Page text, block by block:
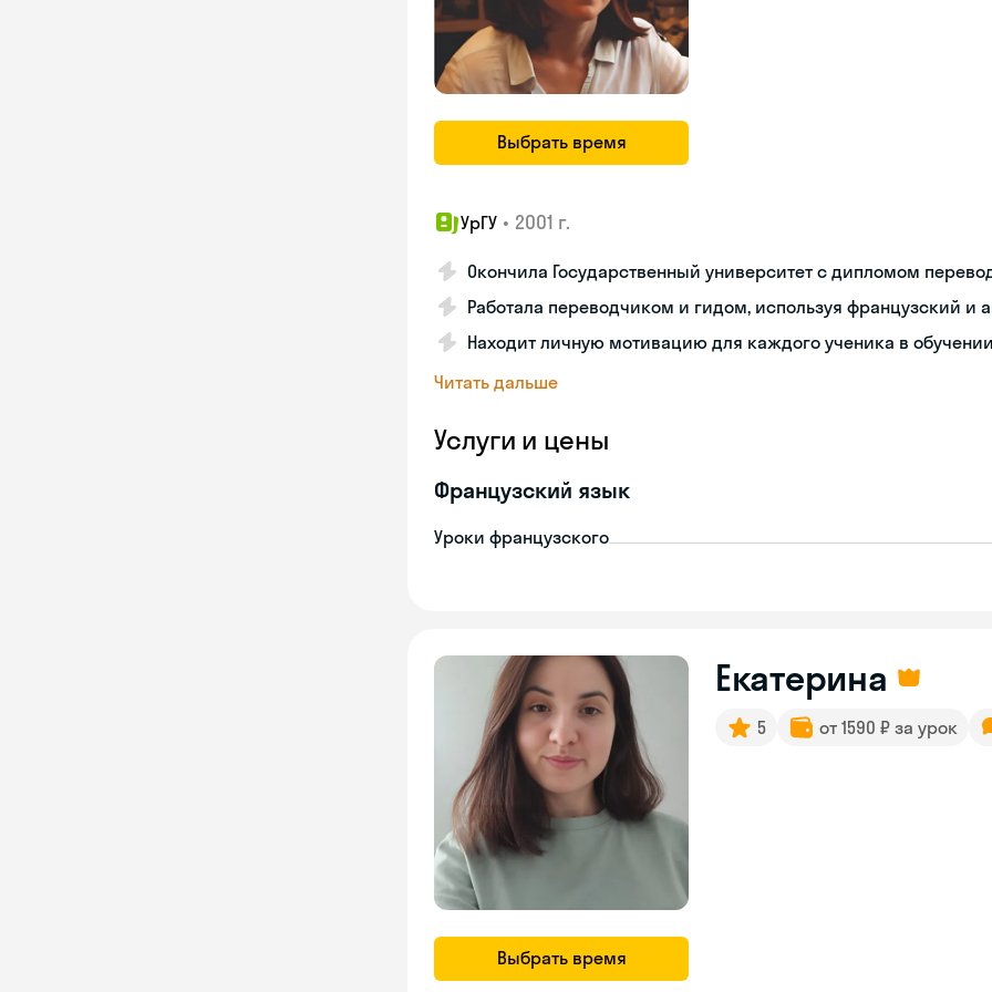
Выбрать время
УрГУ • 2001 г.
Окончила Государственный университет с дипломом
Работала переводчиком и гидом, используя французский и
Находит личную мотивацию для каждого ученика в
Читать дальше
Услуги и цены
Французский язык
Уроки французского
Выбрать время
Екатерина
5 от 1590 ₽ за урок